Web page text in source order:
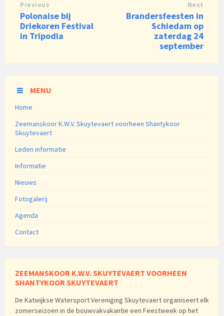
Previous
Polonaise bij
Driekoren Festival
in Tripodia
Next
Brandersfeesten in
Schiedam op
zaterdag 24
september
MENU
Home
Zeemanskoor K.W.V. Skuytevaert voorheen Shantykoor
Skuytevaert
Leden informatie
Informatie
Nieuws
Fotogalerij
Agenda
Contact
ZEEMANSKOOR K.W.V. SKUYTEVAERT VOORHEEN
SHANTYKOOR SKUYTEVAERT
De Katwijkse Watersport Vereniging Skuytevaert organiseert elk
zomerseizoen in de bouwvakvakantie een Feestweek op het